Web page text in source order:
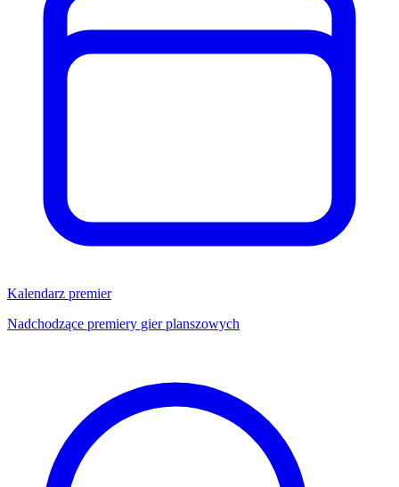
Kalendarz premier
Nadchodzące premiery gier planszowych